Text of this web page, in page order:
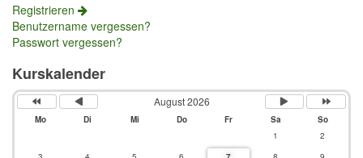
Registrieren
Benutzername vergessen?
Passwort vergessen?
Kurskalender
August 2026
Mo Di Mi Do Fr Sa
So
1
2